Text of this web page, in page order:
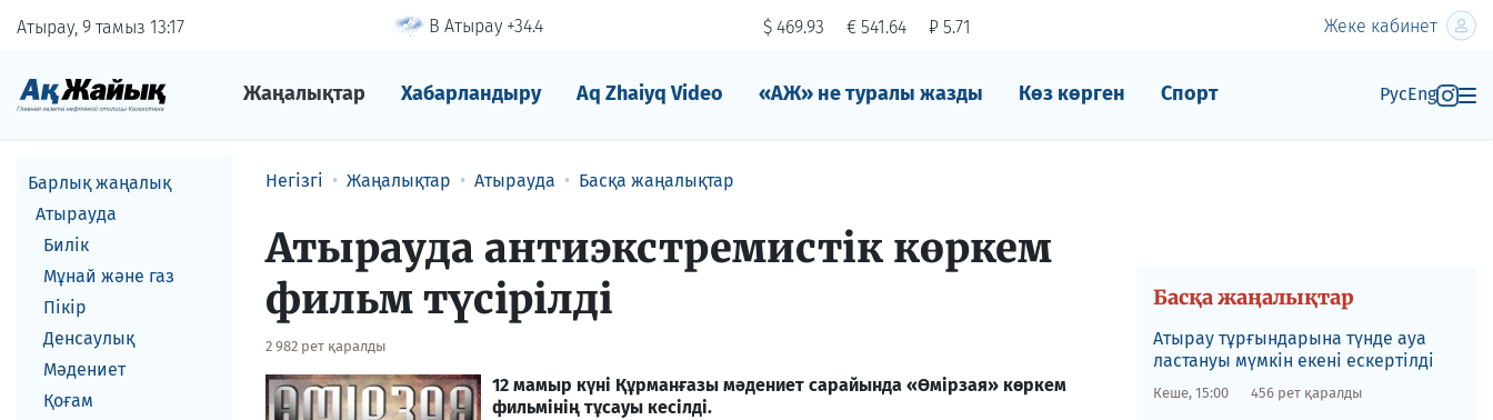
Атырау, 9 тамыз 1317 В Атырау +34.4 $ 469.93 € 541.64 ₽ 5.71 Жеке кабинет
Жаңалықтар Хабарландыру Aq Zhaiyq Video «АЖ» не туралы жазды Көз көрген Спорт РусEng
Барлық жаңалық
Атырауда
Билік
Мұнай және газ
Пікір
Денсаулық
Мәдениет
Қоғам
Негізгі Жаңалықтар Атырауда Басқа жаңалықтар
Атырауда антиэкстремистік көркем
фильм түсірілді
2 982 рет қаралды
12 мамыр күні Құрманғазы мәдениет сарайында «Өмірзая» көркем
фильмінің тұсауы кесілді.
Басқа жаңалықтар
Атырау тұрғындарына түнде ауа
ластануы мүмкін екені ескертілді
Кеше, 15:00 456 рет қаралды